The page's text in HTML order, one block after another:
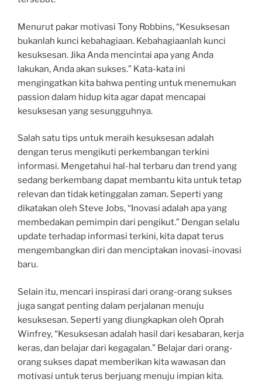
Menurut pakar motivasi Tony Robbins, “Kesuksesan
bukanlah kunci kebahagiaan. Kebahagiaanlah kunci
kesuksesan. Jika Anda mencintai apa yang Anda
lakukan, Anda akan sukses.” Kata-kata ini
mengingatkan kita bahwa penting untuk menemukan
passion dalam hidup kita agar dapat mencapai
kesuksesan yang sesungguhnya.
Salah satu tips untuk meraih kesuksesan adalah
dengan terus mengikuti perkembangan terkini
informasi. Mengetahui hal-hal terbaru dan trend yang
sedang berkembang dapat membantu kita untuk tetap
relevan dan tidak ketinggalan zaman. Seperti yang
dikatakan oleh Steve Jobs, “Inovasi adalah apa yang
membedakan pemimpin dari pengikut.” Dengan selalu
update terhadap informasi terkini, kita dapat terus
mengembangkan diri dan menciptakan inovasi-inovasi
baru.
Selain itu, mencari inspirasi dari orang-orang sukses
juga sangat penting dalam perjalanan menuju
kesuksesan. Seperti yang diungkapkan oleh Oprah
Winfrey, “Kesuksesan adalah hasil dari kesabaran, kerja
keras, dan belajar dari kegagalan.” Belajar dari orang-
orang sukses dapat memberikan kita wawasan dan
motivasi untuk terus berjuang menuju impian kita.